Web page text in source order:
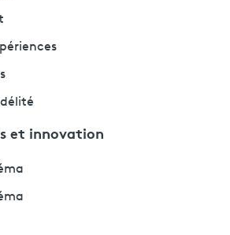
et innovation